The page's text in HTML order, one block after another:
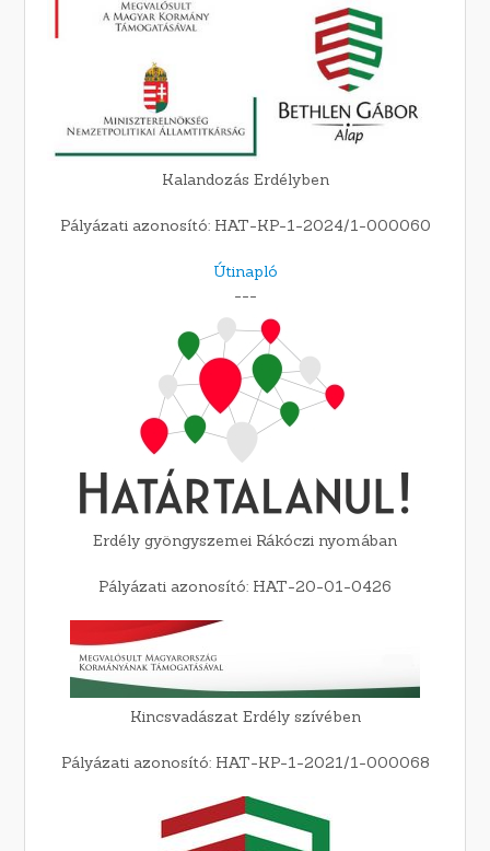
Kalandozás Erdélyben
Pályázati azonosító: HAT-KP-1-2024/1-000060
Útinapló
---
Erdély gyöngyszemei Rákóczi nyomában
Pályázati azonosító: HAT-20-01-0426
Kincsvadászat Erdély szívében
Pályázati azonosító: HAT-KP-1-2021/1-000068